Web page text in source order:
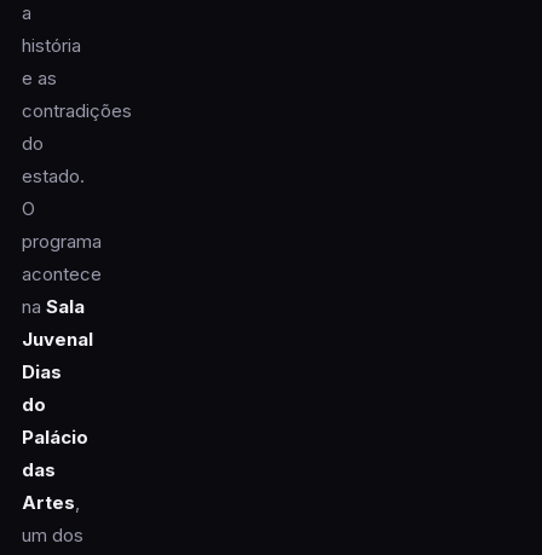
a
história
e as
contradições
do
estado.
O
programa
acontece
na Sala
Juvenal
Dias
do
Palácio
das
Artes,
um dos